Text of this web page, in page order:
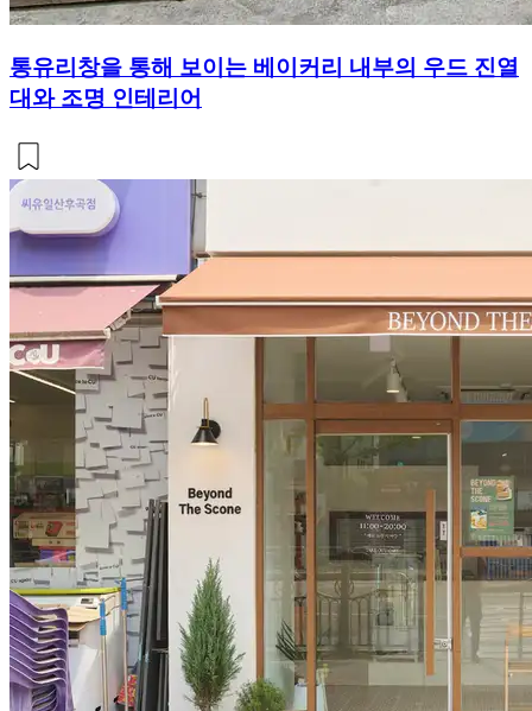
통유리창을 통해 보이는 베이커리 내부의 우드 진열
대와 조명 인테리어